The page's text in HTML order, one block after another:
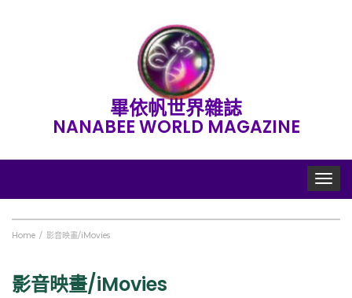
畢依帆世界雜誌
NANABEE WORLD MAGAZINE
Toggle
Home 影音映畫/iMovies
影音映畫/iMovies